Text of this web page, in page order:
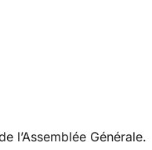
l’Assemblée Générale.